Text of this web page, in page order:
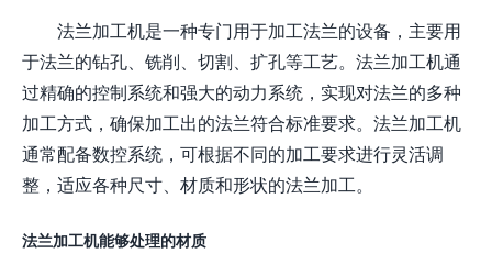
法兰加工机是一种专门用于加工法兰的设备，主要用
于法兰的钻孔、铣削、切割、扩孔等工艺。法兰加工机通
过精确的控制系统和强大的动力系统，实现对法兰的多种
加工方式，确保加工出的法兰符合标准要求。法兰加工机
通常配备数控系统，可根据不同的加工要求进行灵活调
整，适应各种尺寸、材质和形状的法兰加工。
法兰加工机能够处理的材质